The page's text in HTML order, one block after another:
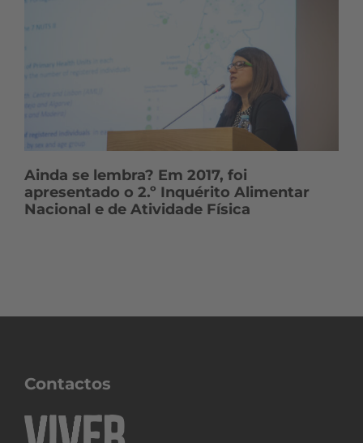
Ainda se lembra? Em 2017, foi
apresentado o 2.º Inquérito Alimentar
Nacional e de Atividade Física
Contactos